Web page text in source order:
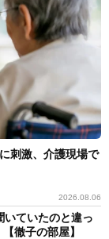
刺激、介護現場で
2026.08.06
ていたのと違っ
徹子の部屋】